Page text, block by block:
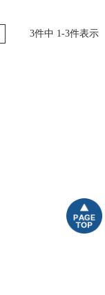
3件中 1-3件表示